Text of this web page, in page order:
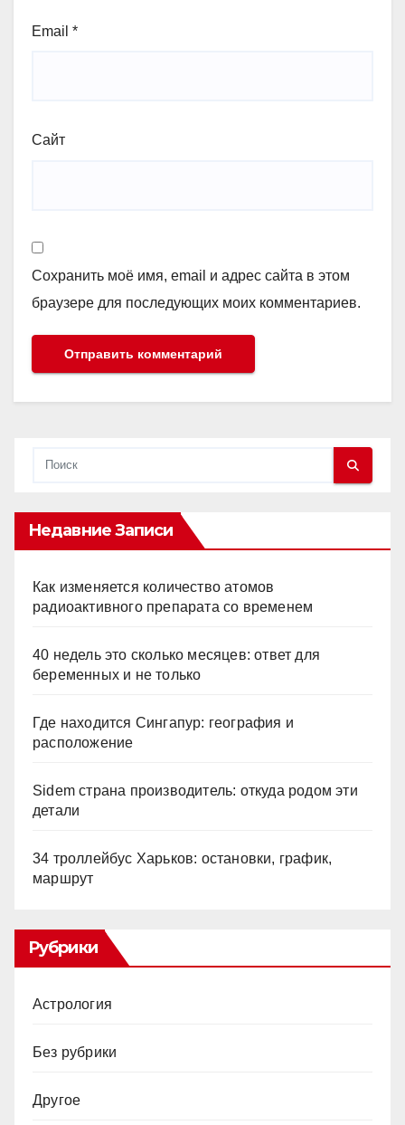
Email *
Сайт
Сохранить моё имя, email и адрес сайта в этом
браузере для последующих моих комментариев.
Недавние Записи
Как изменяется количество атомов
радиоактивного препарата со временем
40 недель это сколько месяцев: ответ для
беременных и не только
Где находится Сингапур: география и
расположение
Sidem страна производитель: откуда родом эти
детали
34 троллейбус Харьков: остановки, график,
маршрут
Рубрики
Астрология
Без рубрики
Другое